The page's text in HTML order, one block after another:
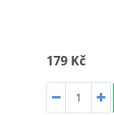
179 Kč